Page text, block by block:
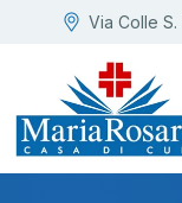
Via Colle